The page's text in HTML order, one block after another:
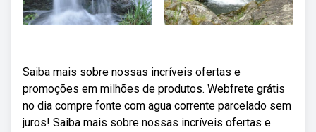
Saiba mais sobre nossas incríveis ofertas e
promoções em milhões de produtos. Webfrete grátis
no dia compre fonte com agua corrente parcelado sem
juros! Saiba mais sobre nossas incríveis ofertas e